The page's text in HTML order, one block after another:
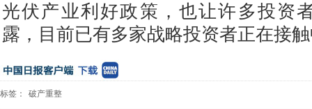
光伏产业利好政策，也让许多投资
露，目前已有多家战略投资者正在接
标签： 破产重整